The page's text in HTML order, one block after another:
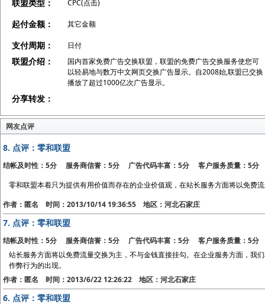
联盟类型：
CPC(点击)
起付金额： 其它金额
支付周期： 日付
联盟介绍：
国内首家免费广告交换联盟，联盟的免费广告交换服务使您可
以轻易地与数万中文网页交换广告显示。自2008始,联盟已交换
播放了超过1000亿次广告显示。
分享转发：
网友点评
8. 点评：零和联盟
结帐及时性：5分 服务商信誉：5分 广告代码丰富：5分 客户服务质量：5分
零和联盟本着只为提供有用价值而存在的企业价值观，在站长服务方面将以免费
作者：匿名 时间：2013/10/14 19:36:55 地区：河北石家庄
7. 点评：零和联盟
结帐及时性：5分 服务商信誉：5分 广告代码丰富：5分 客户服务质量：5分
站长服务方面将以免费流量交换为主，不与金钱直接挂勾。在企业服务方面，我
作弊行为的出现。
作者：匿名 时间：2013/6/22 12:26:22 地区：河北石家庄
6. 点评：零和联盟